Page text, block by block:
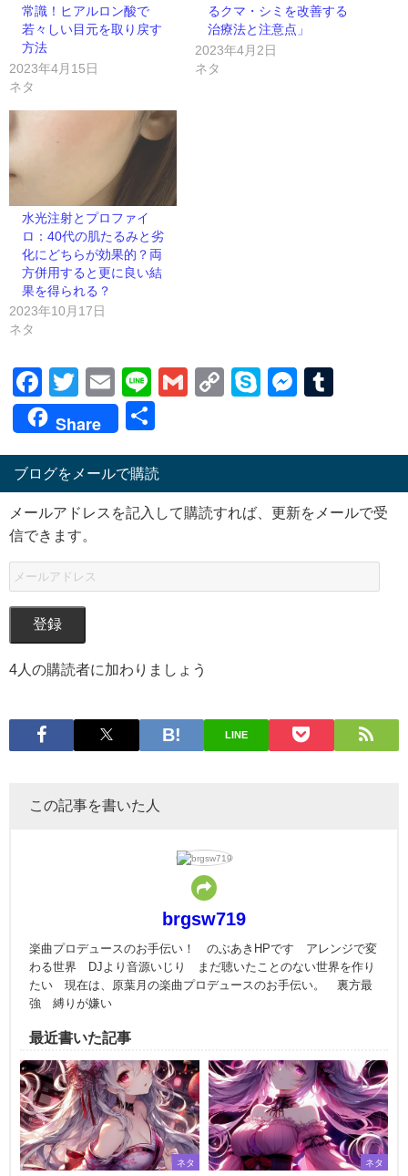
常識！ヒアルロン酸で
若々しい目元を取り戻す
方法
2023年4月15日
ネタ
るクマ・シミを改善する
治療法と注意点」
2023年4月2日
ネタ
水光注射とプロファイ
ロ：40代の肌たるみと劣
化にどちらが効果的？両
方併用すると更に良い結
果を得られる？
2023年10月17日
ネタ
Facebook
Twitter
EmailLineGmailCopySkype
Share
ブログをメールで購読
メールアドレスを記入して購読すれば、更新をメールで受
信できます。
登録
4人の購読者に加わりましょう
LINE
この記事を書いた人
brgsw719
楽曲プロデュースのお手伝い！ のぶあきHPです アレンジで変
わる世界 DJより音源いじり まだ聴いたことのない世界を作り
たい 現在は、原葉月の楽曲プロデュースのお手伝い。 裏方最
強 縛りが嫌い
最近書いた記事
ネタ ネタ